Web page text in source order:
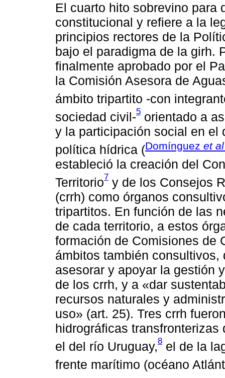
El cuarto hito sobrevino para
constitucional y refiere a la
principios rectores de la
bajo el paradigma de la girh.
finalmente aprobado por el
la Comisión Asesora de
ámbito tripartito -con
sociedad civil-5 orientado a
y la participación social en el
política hídrica (Domínguez et al
estableció la creación del
Territorio7 y de los Consejos
(crrh) como órganos
tripartitos. En función de las
de cada territorio, a estos
formación de Comisiones de
ámbitos también
asesorar y apoyar la gestión
de los crrh, y a «dar
recursos naturales y
uso» (art. 25). Tres crrh
hidrográficas
el del río Uruguay,8 el de la
frente marítimo (océano